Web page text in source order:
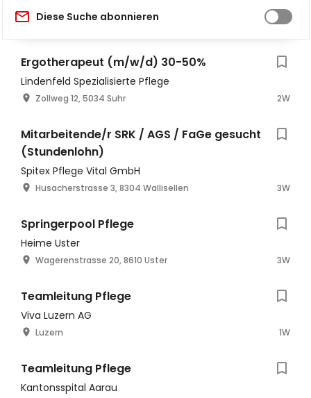
Diese Suche abonnieren
Ergotherapeut (m/w/d) 30-50%
Lindenfeld Spezialisierte Pflege
Zollweg 12, 5034 Suhr 2W
Mitarbeitende/r SRK / AGS / FaGe gesucht
(Stundenlohn)
Spitex Pflege Vital GmbH
Husacherstrasse 3, 8304 Wallisellen 3W
Springerpool Pflege
Heime Uster
Wagerenstrasse 20, 8610 Uster 3W
Teamleitung Pflege
Viva Luzern AG
Luzern 1W
Teamleitung Pflege
Kantonsspital Aarau